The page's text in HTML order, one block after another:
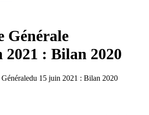
Générale
: Bilan 2020
Généraledu 15 juin 2021 : Bilan 2020